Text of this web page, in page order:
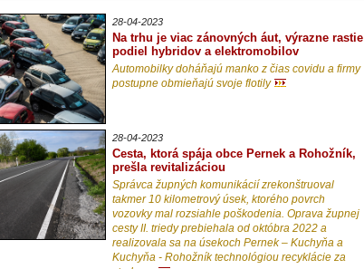
28-04-2023
Na trhu je viac zánovných áut, výrazne rastie
podiel hybridov a elektromobilov
Automobilky doháňajú manko z čias covidu a firmy
postupne obmieňajú svoje flotily
28-04-2023
Cesta, ktorá spája obce Pernek a Rohožník,
prešla revitalizáciou
Správca župných komunikácií zrekonštruoval
takmer 10 kilometrový úsek, ktorého povrch
vozovky mal rozsiahle poškodenia. Oprava župnej
cesty II. triedy prebiehala od októbra 2022 a
realizovala sa na úsekoch Pernek – Kuchyňa a
Kuchyňa - Rohožník technológiou recyklácie za